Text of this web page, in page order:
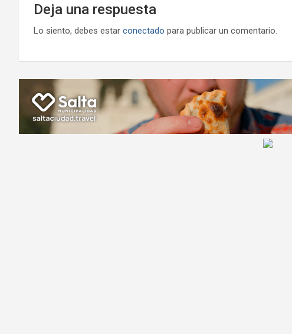
Deja una respuesta
Lo siento, debes estar conectado para publicar un comentario.